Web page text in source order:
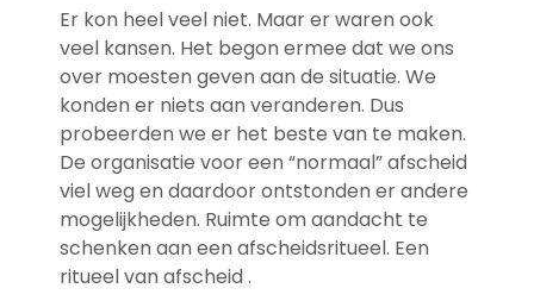
Er kon heel veel niet. Maar er waren ook
veel kansen. Het begon ermee dat we ons
over moesten geven aan de situatie. We
konden er niets aan veranderen. Dus
probeerden we er het beste van te maken.
De organisatie voor een “normaal” afscheid
viel weg en daardoor ontstonden er andere
mogelijkheden. Ruimte om aandacht te
schenken aan een afscheidsritueel. Een
ritueel van afscheid .